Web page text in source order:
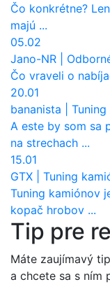
Čo konkrétne?
majú ...
05.02
Jano-NR
Odborné
Čo vraveli o
20.01
bananista
Tuning
A este by som sa
na strechach ...
15.01
GTX
Tuning kamiónov
Tuning kamiónov
kopač hrobov ...
Tip pre
Máte zaujímavý
a chcete sa s ním